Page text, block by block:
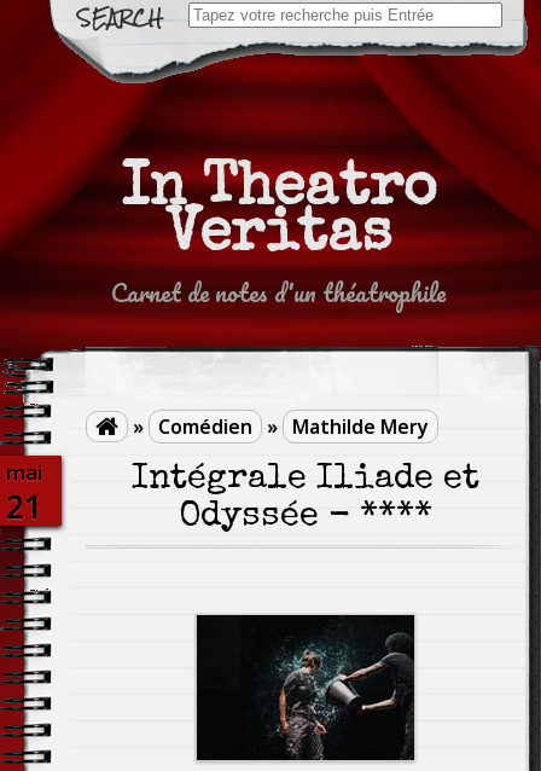
Search
for:
In Theatro
Veritas
Carnet de notes d'un théatrophile
 » Comédien » Mathilde Mery
mai
21
Intégrale Iliade et
Odyssée - ****